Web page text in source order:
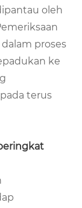
oleh
proses
ke
terus